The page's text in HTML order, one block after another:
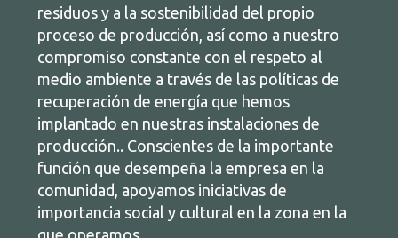
residuos y a la sostenibilidad del propio
proceso de producción, así como a nuestro
compromiso constante con el respeto al
medio ambiente a través de las políticas de
recuperación de energía que hemos
implantado en nuestras instalaciones de
producción.. Conscientes de la importante
función que desempeña la empresa en la
comunidad, apoyamos iniciativas de
importancia social y cultural en la zona en la
que operamos.